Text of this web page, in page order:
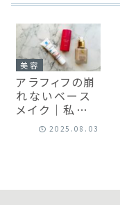
美容
アラフィフの崩
れないベース
メイク｜私の
神アイテム3選
2025.08.03